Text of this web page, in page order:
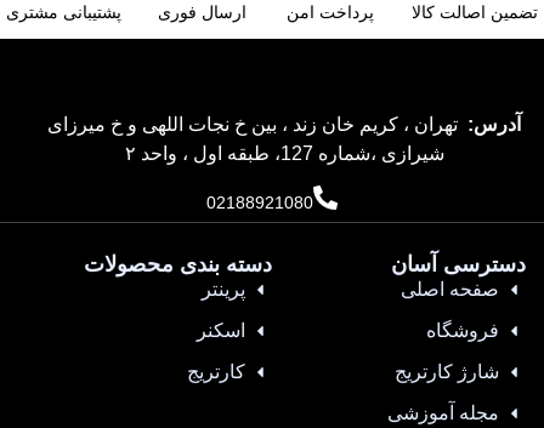
تضمین اصالت کالا پرداخت امن ارسال فوری پشتیبانی مشتری
آدرس: تهران ، کریم خان زند ، بین خ نجات اللهی و خ میرزای
شیرازی ،شماره 127، طبقه اول ، واحد ۲
02188921080
دسترسی آسان
صفحه اصلی
فروشگاه
شارژ کارتریج
مجله آموزشی
دسته بندی محصولات
پرینتر
اسکنر
کارتریج